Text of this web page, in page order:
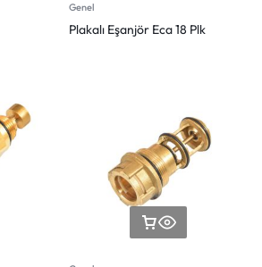
Genel
Plakalı Eşanjör Eca 18 Plk